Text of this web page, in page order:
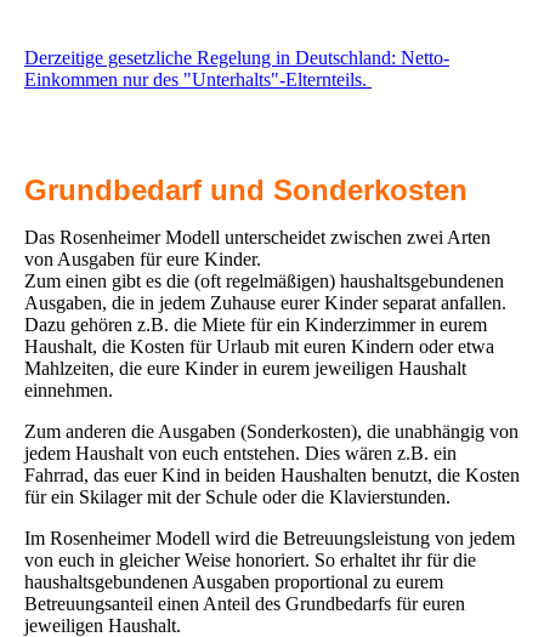
Derzeitige gesetzliche Regelung in Deutschland: Netto-
Einkommen nur des "Unterhalts"-Elternteils.
Grundbedarf und Sonderkosten
Das Rosenheimer Modell unterscheidet zwischen zwei Arten
von Ausgaben für eure Kinder.
Zum einen gibt es die (oft regelmäßigen) haushaltsgebundenen
Ausgaben, die in jedem Zuhause eurer Kinder separat anfallen.
Dazu gehören z.B. die Miete für ein Kinderzimmer in eurem
Haushalt, die Kosten für Urlaub mit euren Kindern oder etwa
Mahlzeiten, die eure Kinder in eurem jeweiligen Haushalt
einnehmen.
Zum anderen die Ausgaben (Sonderkosten), die unabhängig von
jedem Haushalt von euch entstehen. Dies wären z.B. ein
Fahrrad, das euer Kind in beiden Haushalten benutzt, die Kosten
für ein Skilager mit der Schule oder die Klavierstunden.
Im Rosenheimer Modell wird die Betreuungsleistung von jedem
von euch in gleicher Weise honoriert. So erhaltet ihr für die
haushaltsgebundenen Ausgaben proportional zu eurem
Betreuungsanteil einen Anteil des Grundbedarfs für euren
jeweiligen Haushalt.